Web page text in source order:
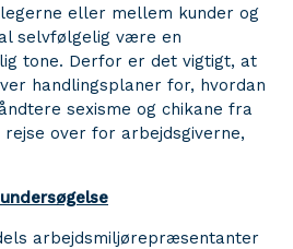
eller mellem kunder og
selvfølgelig være en
tone. Derfor er det vigtigt, at
handlingsplaner for, hvordan
sexisme og chikane fra
rejse over for arbejdsgiverne,
arbejdsmiljørepræsentanter